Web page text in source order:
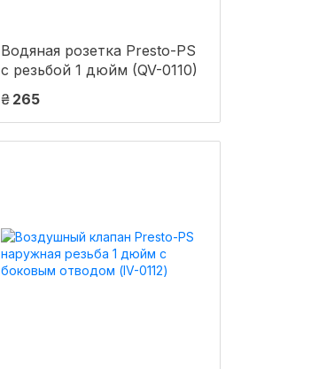
Водяная розетка Presto-PS
с резьбой 1 дюйм (QV-0110)
₴ 265